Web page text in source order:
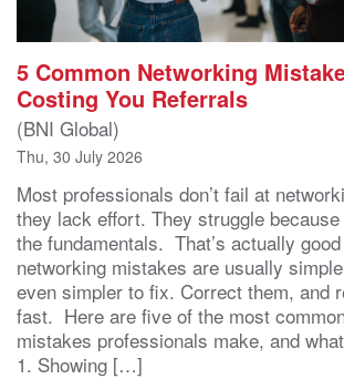
5 Common Networking
Costing You Referrals
(BNI Global)
Thu, 30 July 2026
Most professionals don’t fail at
they lack effort. They struggle
the fundamentals. That’s actually
networking mistakes are usually
even simpler to fix. Correct them, and
fast. Here are five of the most
mistakes professionals make, and
1. Showing […]